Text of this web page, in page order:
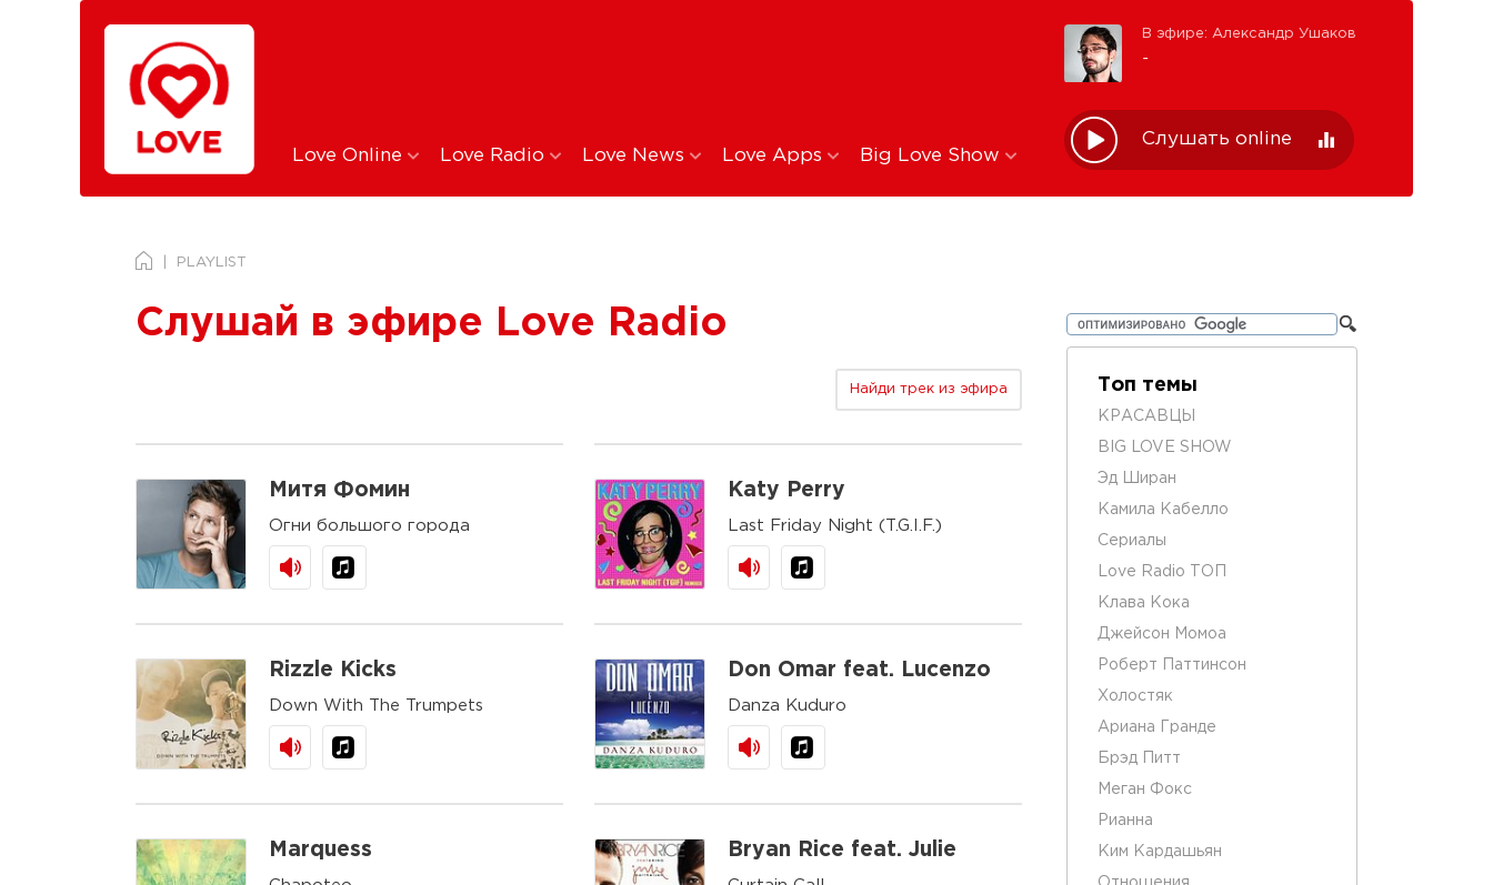
Love Online Love Radio Love News Love Apps Big Love Show
В эфире: Александр Ушаков
Слушать online
PLAYLIST
Слушай в эфире Love Radio
Найди трек из эфира
Митя Фомин
Огни большого города
Katy Perry
Last Friday Night (T.G.I.F.)
Rizzle Kicks
Down With The Trumpets
Don Omar feat. Lucenzo
Danza Kuduro
Marquess Bryan Rice feat. Julie
Топ темы
КРАСАВЦЫ
BIG LOVE SHOW
Эд Ширан
Камила Кабелло
Сериалы
Love Radio ТОП
Клава Кока
Джейсон Момоа
Роберт Паттинсон
Холостяк
Ариана Гранде
Брэд Питт
Меган Фокс
Рианна
Ким Кардашьян